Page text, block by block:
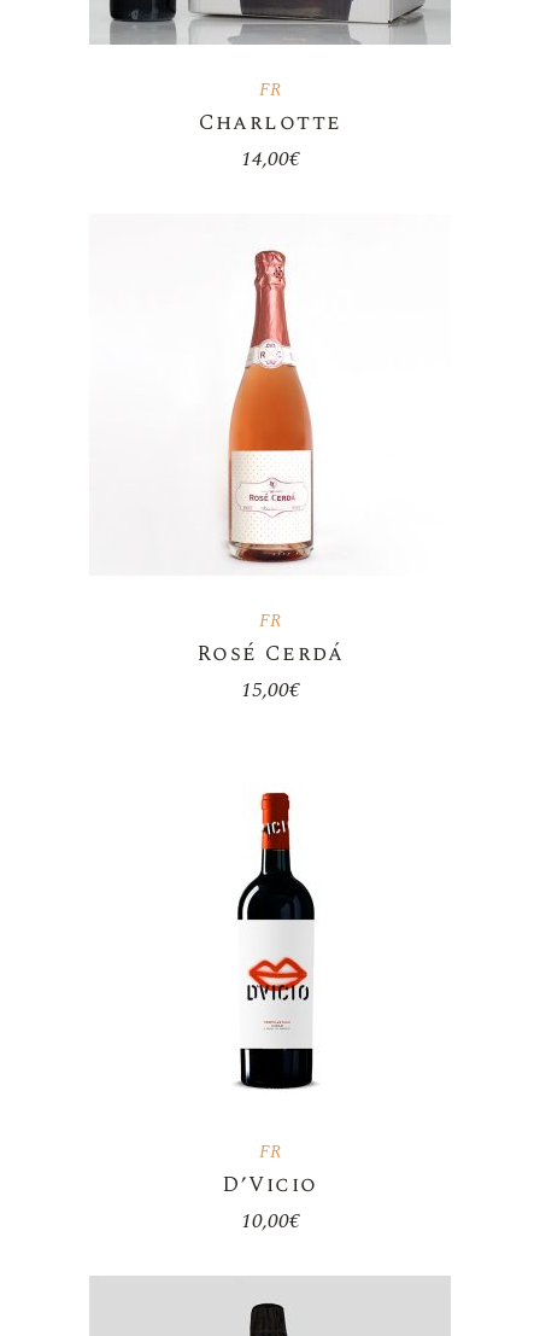
FR
Charlotte
14,00€
FR
Rosé Cerdá
15,00€
FR
D’Vicio
10,00€